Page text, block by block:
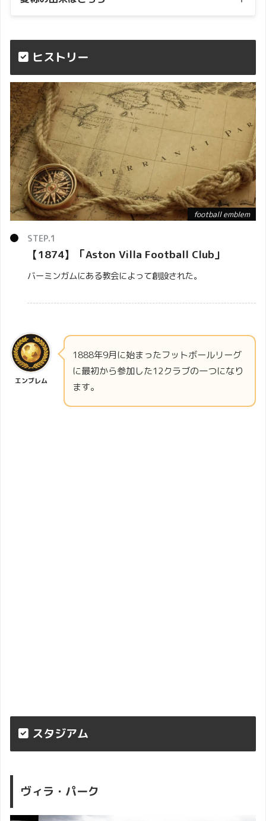
football emblem
エンブレム
れてます。
ヒストリー
football emblem
【1874】「Aston Villa Football Club」
バーミンガムにある教会によって創設された。
エンブレム
1888年9月に始まったフットボールリーグ
に最初から参加した12クラブの一つになり
ます。
スタジアム
ヴィラ・パーク